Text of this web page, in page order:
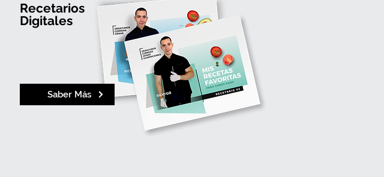
Recetarios
Digitales
Saber Más